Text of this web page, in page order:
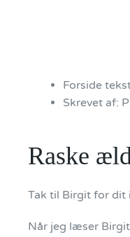
Forside
Skrevet af:
Raske
Tak til Birgit for
Når jeg læser